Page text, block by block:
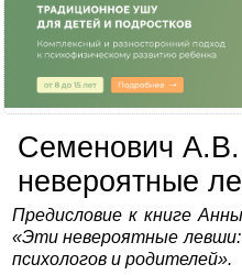
Семенович
невероятные
Предисловие к книге
«Эти невероятные левши:
психологов и родителей».